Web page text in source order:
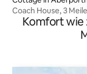
Coach House, 3
Aberporth Beach
Komfort wie